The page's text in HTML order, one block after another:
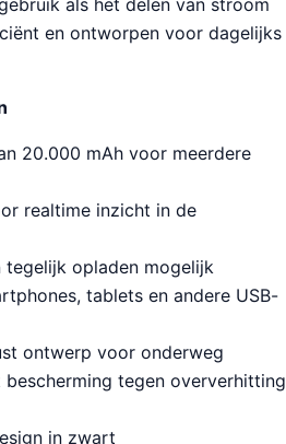
als het delen van stroom
en ontworpen voor dagelijks
20.000 mAh voor meerdere
realtime inzicht in de
tegelijk opladen mogelijk
tablets en andere USB-
ontwerp voor onderweg
tegen oververhitting
in zwart